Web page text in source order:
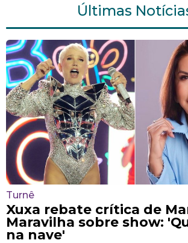
Últimas
Turnê
Xuxa rebate crítica de
Maravilha sobre show:
na nave'